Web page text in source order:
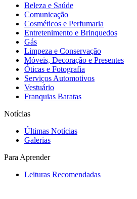
Beleza e Saúde
Comunicação
Cosméticos e Perfumaria
Entretenimento e Brinquedos
Gás
Limpeza e Conservação
Móveis, Decoração e Presentes
Óticas e Fotografia
Serviços Automotivos
Vestuário
Franquias Baratas
Notícias
Últimas Notícias
Galerias
Para Aprender
Leituras Recomendadas